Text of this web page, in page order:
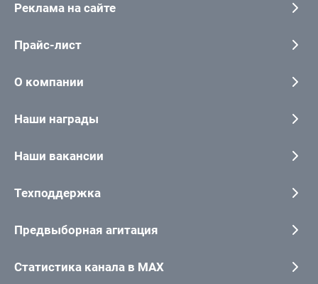
Реклама на сайте
Прайс-лист
О компании
Наши награды
Наши вакансии
Техподдержка
Предвыборная агитация
Статистика канала в MAX